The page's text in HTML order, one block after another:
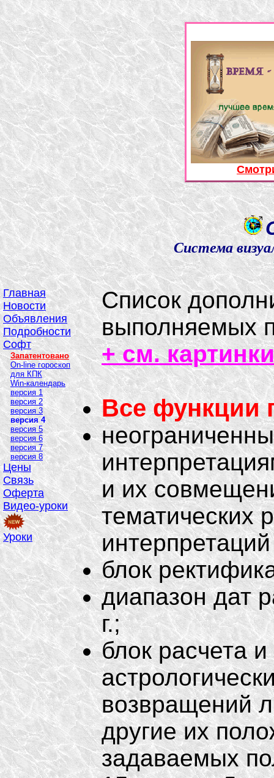
Система
Главная
Новости
Объявления
Подробности
Софт
Запатентовано
On-line гороскоп
для КПК
Win-календарь
версия 1
версия 2
версия 3
версия 4
версия 5
версия 6
версия 7
версия 8
Цены
Связь
Оферта
Видео-уроки
Уроки
Список
выполняемых
+ см. картинки
Все функции
и их
тематических
блок
диапазон дат
г.;
блок расчета
возвращений
другие их
задаваемых